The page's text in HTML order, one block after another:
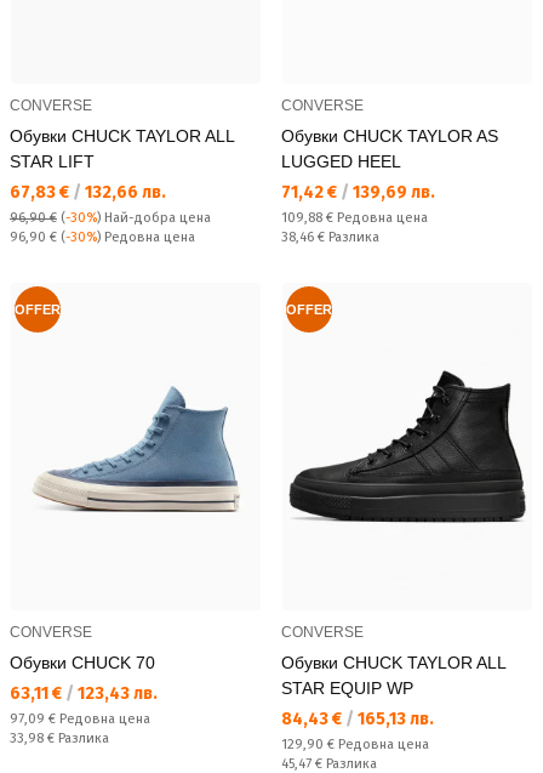
CONVERSE
Обувки CHUCK TAYLOR ALL
STAR LIFT
Текуща цена:
67,83 € / 132,66 лв.
96,90 € (-30%) Най-добра цена
Редовна цена:
96,90 € (-30%) Редовна цена
CONVERSE
Обувки CHUCK TAYLOR AS
LUGGED HEEL
Текуща цена:
71,42 € / 139,69 лв.
Редовна цена:
109,88 € Редовна цена
Спестявате:
38,46 € Разлика
OFFER
CONVERSE
Обувки CHUCK 70
Текуща цена:
63,11 € / 123,43 лв.
Редовна цена:
97,09 € Редовна цена
Спестявате:
33,98 € Разлика
OFFER
CONVERSE
Обувки CHUCK TAYLOR ALL
STAR EQUIP WP
Текуща цена:
84,43 € / 165,13 лв.
Редовна цена:
129,90 € Редовна цена
Спестявате:
45,47 € Разлика